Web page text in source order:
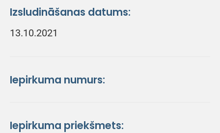
Izsludināšanas datums:
13.10.2021
Iepirkuma numurs:
Iepirkuma priekšmets: